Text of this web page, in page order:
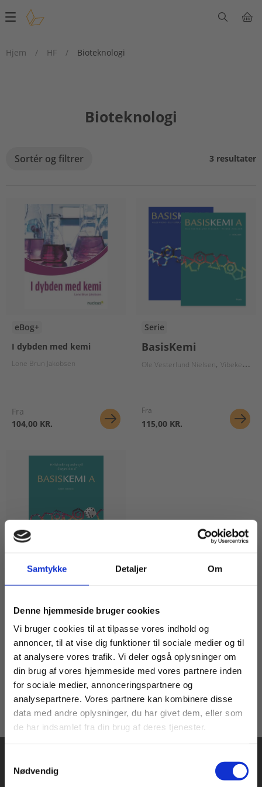
Samtykke Detaljer Om
Denne hjemmeside bruger cookies
Vi bruger cookies til at tilpasse vores indhold og
annoncer, til at vise dig funktioner til sociale medier og til
at analysere vores trafik. Vi deler også oplysninger om
din brug af vores hjemmeside med vores partnere inden
for sociale medier, annonceringspartnere og
analysepartnere. Vores partnere kan kombinere disse
data med andre oplysninger, du har givet dem, eller som
de har indsamlet fra din brug af deres tjenester.
Nødvendig
Main
Hjem
/ HF / Bioteknologi
Bioteknologi
Sortér og filtrer 3 resultater
eBog+
I dybden med kemi
Lone Brun Jakobsen
Fra
104,00 KR.
Serie
BasisKemi
Ole Vesterlund Nielsen Vibeke Axelsen
Fra
115,00 KR.
til repetition af Basiskemi
A
Karen Houborg
409,00 KR.
Køb læremidler og find masterclasses mm.
Fortsæt som:
For privatkunder og
studerende. Du får
vist priser inkl.
For institutioner og
virksomheder. Du
får vist priser ekskl.